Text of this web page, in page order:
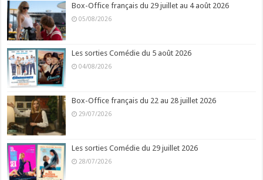
Box-Office français du 29 juillet au 4 août 2026
05/08/2026
Les sorties Comédie du 5 août 2026
04/08/2026
Box-Office français du 22 au 28 juillet 2026
29/07/2026
Les sorties Comédie du 29 juillet 2026
28/07/2026